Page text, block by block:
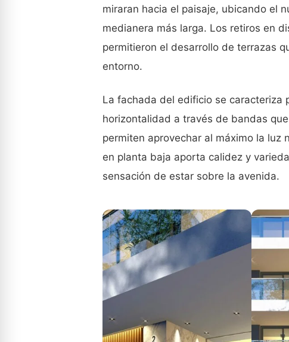
miraran hacia el paisaje, ubicando el
medianera más larga. Los retiros en
permitieron el desarrollo de terrazas
entorno.
La fachada del edificio se caracteriza
horizontalidad a través de bandas
permiten aprovechar al máximo la luz
en planta baja aporta calidez y
sensación de estar sobre la avenida.